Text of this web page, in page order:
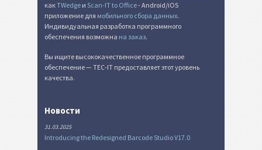
какTWedge и Scan-IT to Office- Android/iOS
приложение для мобильного сбора данных.
Индивидуальная разработка программного
обеспечения возможна на заказ.
Вы ищите высококачественное программное
обеспечение — TEC-IT предоставляет этот уровень
качества.
Новости
31.03.2025
Introducing the Redesigned Barcode Studio V17.0